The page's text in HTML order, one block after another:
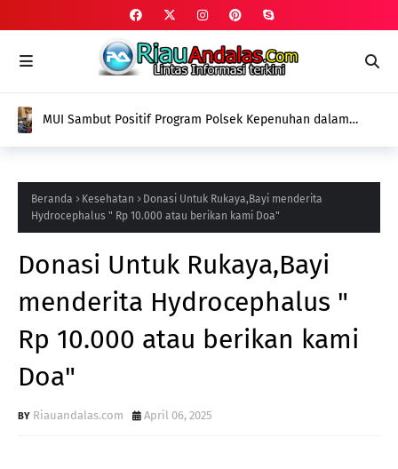
MUI Sambut Positif Program Polsek Kepenuhan dalam
Sebagai Terapi Spiritual
Beranda Kesehatan
Donasi Untuk Rukaya,Bayi menderita
Hydrocephalus " Rp 10.000 atau berikan kami Doa"
Donasi Untuk Rukaya,Bayi
menderita Hydrocephalus "
Rp 10.000 atau berikan kami
Doa"
Riauandalas.com April 06, 2025